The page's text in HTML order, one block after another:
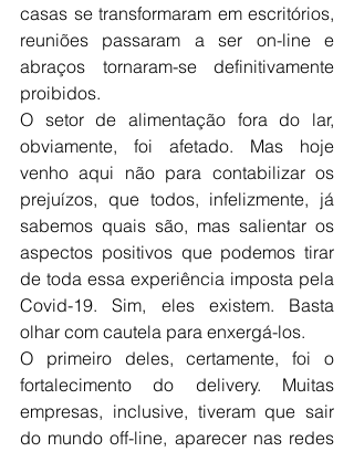
casas se transformaram em escritórios,
reuniões passaram a ser on-line e
abraços tornaram-se definitivamente
proibidos.
O setor de alimentação fora do lar,
obviamente, foi afetado. Mas hoje
venho aqui não para contabilizar os
prejuízos, que todos, infelizmente, já
sabemos quais são, mas salientar os
aspectos positivos que podemos tirar
de toda essa experiência imposta pela
Covid-19. Sim, eles existem. Basta
olhar com cautela para enxergá-los.
O primeiro deles, certamente, foi o
fortalecimento do delivery. Muitas
empresas, inclusive, tiveram que sair
do mundo off-line, aparecer nas redes